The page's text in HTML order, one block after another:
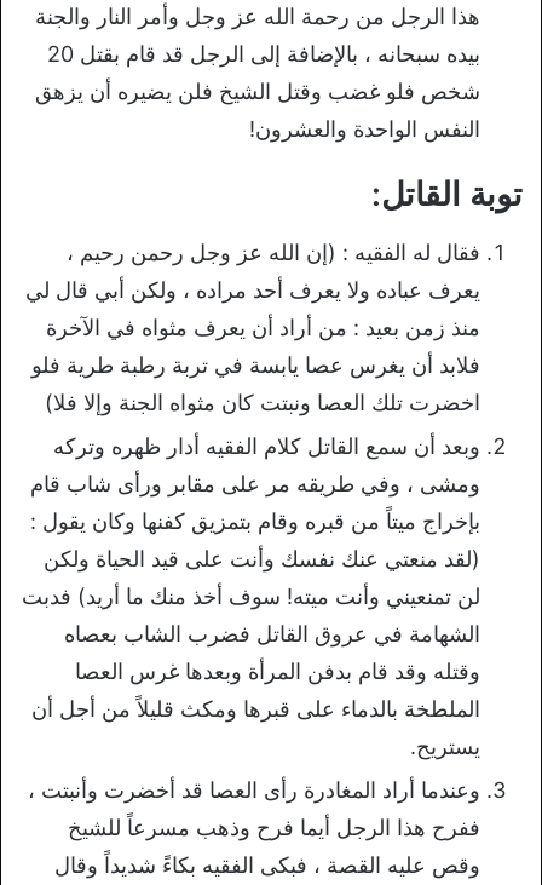
هذا الرجل من رحمة الله عز وجل وأمر النار والجنة
بيده سبحانه ، بالإضافة إلى الرجل قد قام بقتل 20
شخص فلو غضب وقتل الشيخ فلن يضيره أن يزهق
النفس الواحدة والعشرون!
توبة القاتل:
فقال له الفقيه : (إن الله عز وجل رحمن رحيم ،
يعرف عباده ولا يعرف أحد مراده ، ولكن أبي قال لي
منذ زمن بعيد : من أراد أن يعرف مثواه في الآخرة
فلابد أن يغرس عصا يابسة في تربة رطبة طرية فلو
اخضرت تلك العصا ونبتت كان مثواه الجنة وإلا فلا)
وبعد أن سمع القاتل كلام الفقيه أدار ظهره وتركه
ومشى ، وفي طريقه مر على مقابر ورأى شاب قام
بإخراج ميتاً من قبره وقام بتمزيق كفنها وكان يقول :
(لقد منعتي عنك نفسك وأنت على قيد الحياة ولكن
لن تمنعيني وأنت ميته! سوف أخذ منك ما أريد) فدبت
الشهامة في عروق القاتل فضرب الشاب بعصاه
وقتله وقد قام بدفن المرأة وبعدها غرس العصا
الملطخة بالدماء على قبرها ومكث قليلاً من أجل أن
يستريح.
وعندما أراد المغادرة رأى العصا قد أخضرت وأنبتت ،
ففرح هذا الرجل أيما فرح وذهب مسرعاً للشيخ
وقص عليه القصة ، فبكى الفقيه بكاءً شديداً وقال